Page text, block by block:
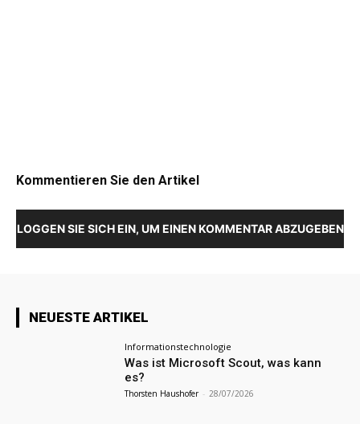
Kommentieren Sie den Artikel
LOGGEN SIE SICH EIN, UM EINEN KOMMENTAR ABZUGEBEN
NEUESTE ARTIKEL
Informationstechnologie
Was ist Microsoft Scout, was kann
es?
Thorsten Haushofer - 28/07/2026